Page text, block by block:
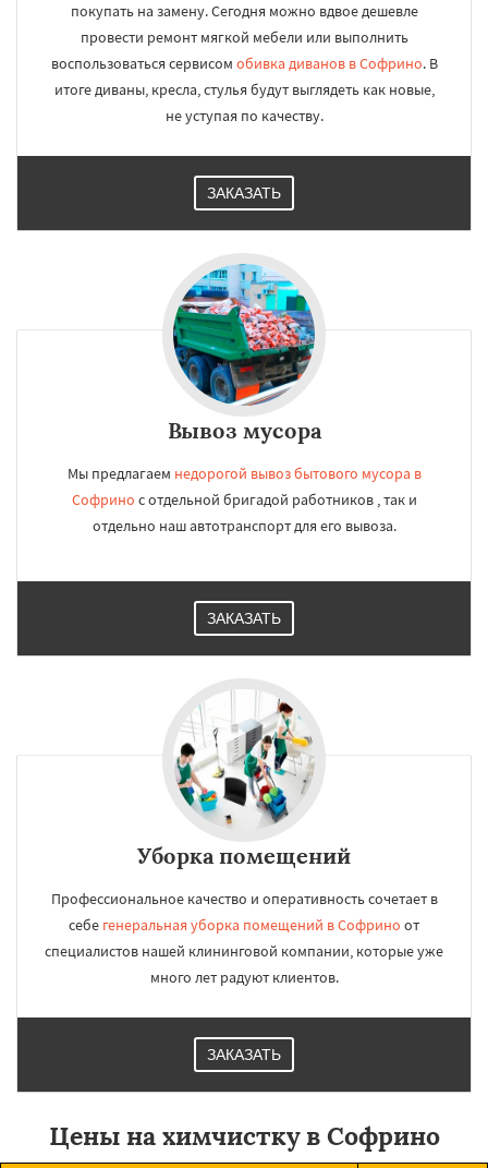
регионам
Уваровка Удельная
Фряново Хорлово
Черусти Шаховская
покупать на замену. Сегодня можно вдвое дешевле
провести ремонт мягкой мебели или выполнить
воспользоваться сервисом обивка диванов в Софрино. В
итоге диваны, кресла, стулья будут выглядеть как новые,
не уступая по качеству.
ЗАКАЗАТЬ
Вывоз мусора
Мы предлагаем недорогой вывоз бытового мусора в
Софрино с отдельной бригадой работников , так и
отдельно наш автотранспорт для его вывоза.
ЗАКАЗАТЬ
Уборка помещений
Профессиональное качество и оперативность сочетает в
себе генеральная уборка помещений в Софрино от
специалистов нашей клининговой компании, которые уже
много лет радуют клиентов.
ЗАКАЗАТЬ
Цены на химчистку в Софрино
УЗНАТЬ ПОДРОБНЕЕ
Даю согласие на обработку персональных данных